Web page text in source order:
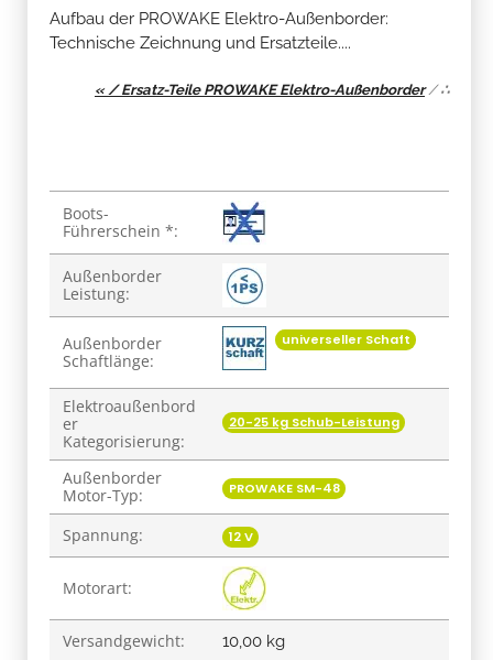
Aufbau der PROWAKE Elektro-Außenborder:
Technische Zeichnung und Ersatzteile....
« / Ersatz-Teile PROWAKE Elektro-Außenborder/∴
Produkteigenschaft
Wert
Boots-
Führerschein *:
Außenborder
Leistung:
Außenborder
Schaftlänge:
universeller Schaft
Elektroaußenbord
er
Kategorisierung:
20-25 kg Schub-Leistung
Außenborder
Motor-Typ:
PROWAKE SM-48
Spannung: 12 V
Motorart:
Versandgewicht: 10,00 kg